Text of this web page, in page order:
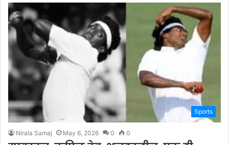
Sports
Nirala Samaj May 6, 2026 0 0